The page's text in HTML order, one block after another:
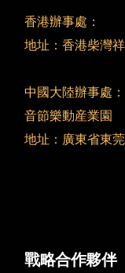
香港辦事處：
地址：香港柴灣
中國大陸辦事處：
音節樂動産業園
地址：廣東省東
戰略合作夥伴